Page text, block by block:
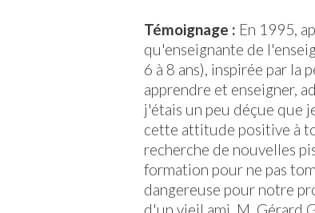
Témoignage : En 1995,
qu'enseignante de
6 à 8 ans), inspirée par la
apprendre et enseigner,
j'étais un peu déçue que
cette attitude positive à
recherche de nouvelles
formation pour ne pas
dangereuse pour notre